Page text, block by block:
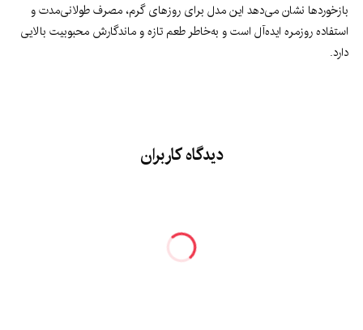
بازخوردها نشان می‌دهد این مدل برای روزهای گرم، مصرف طولانی‌مدت و
استفاده روزمره ایده‌آل است و به‌خاطر طعم تازه و ماندگارش محبوبیت بالایی
دارد.
دیدگاه کاربران